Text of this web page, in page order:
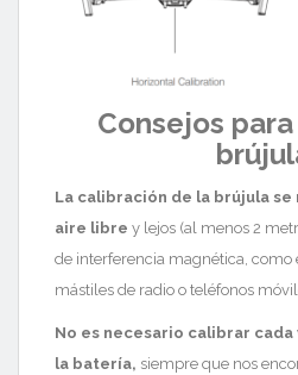
Consejos
La calibración de la brújula
aire libre y lejos (al menos 2
de interferencia magnética, como
mástiles de radio o teléfonos
No es necesario calibrar
la batería, siempre que nos